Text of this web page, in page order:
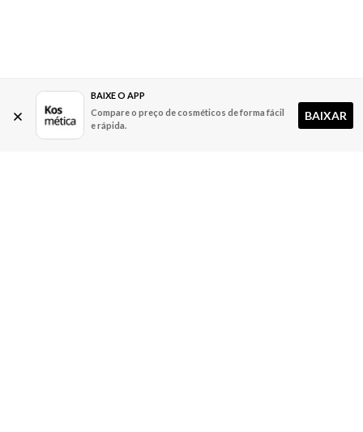
BAIXE O APP
Compare o preço de cosméticos de forma fácil
e rápida.
BAIXAR